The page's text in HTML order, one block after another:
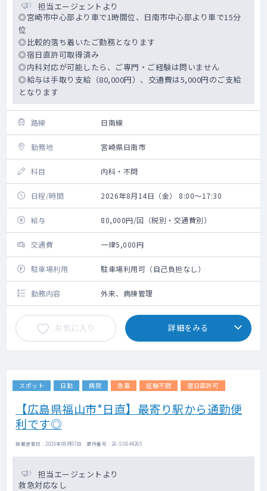
担当エージェントより
◎宮崎市中心部より車で1時間位、日南市中心部より車で15分
位
◎比較的落ち着いたご勤務となります
◎宿日直許可取得済み
◎内科対応が可能したら、ご専門・ご経験は問いません
◎給与は手取り支給（80,000円）、交通費は5,000円のご支給
となります
路線 日南線
勤務地 宮崎県日南市
科目 内科・不問
日程/時間 2026年8月14日（金） 8:00～17:30
給与 80,000円/回（税別・交通費別）
交通費 一律5,000円
駐車場利用 駐車場利用可（自己負担なし）
勤務内容 外来、病棟管理
お気に入り 詳細をみる
スポット 日勤 病院 急募 経験不問 宿日直許可
【広島県福山市*日直】最寄り駅から通勤便
利です◎
掲載更新日 : 2026年08月07日 案件番号 : 26-SU644265
担当エージェントより
救急対応なし